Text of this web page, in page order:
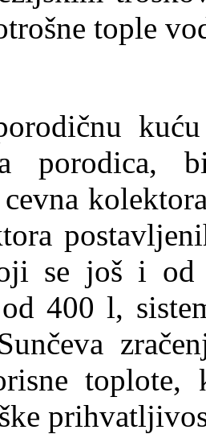
tople
se još i od
400 l,
toplote,